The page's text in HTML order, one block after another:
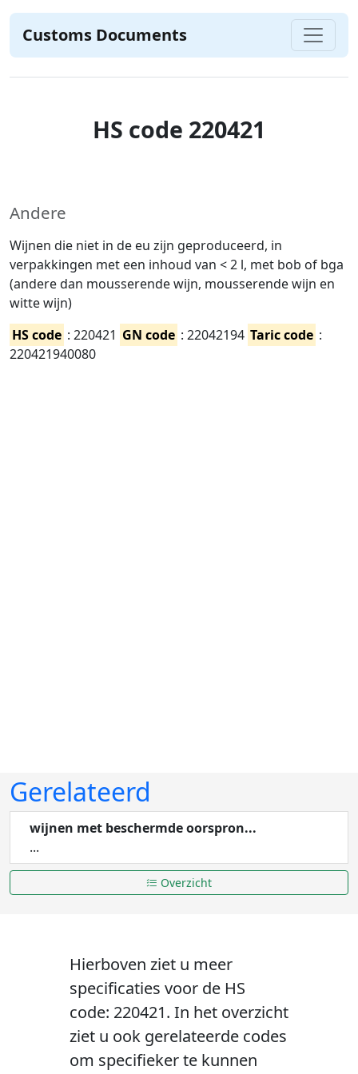
Customs Documents
HS code 220421
Andere
Wijnen die niet in de eu zijn geproduceerd, in
verpakkingen met een inhoud van < 2 l, met bob of bga
(andere dan mousserende wijn, mousserende wijn en
witte wijn)
HS code : 220421 GN code : 22042194 Taric code :
220421940080
Gerelateerd
wijnen met beschermde oorspron...
...
Overzicht
Hierboven ziet u meer
specificaties voor de HS
code: 220421. In het overzicht
ziet u ook gerelateerde codes
om specifieker te kunnen